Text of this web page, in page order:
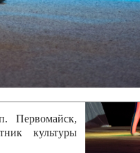
–юношеского
Юрий
культуры г.
Первомайск,
культуры